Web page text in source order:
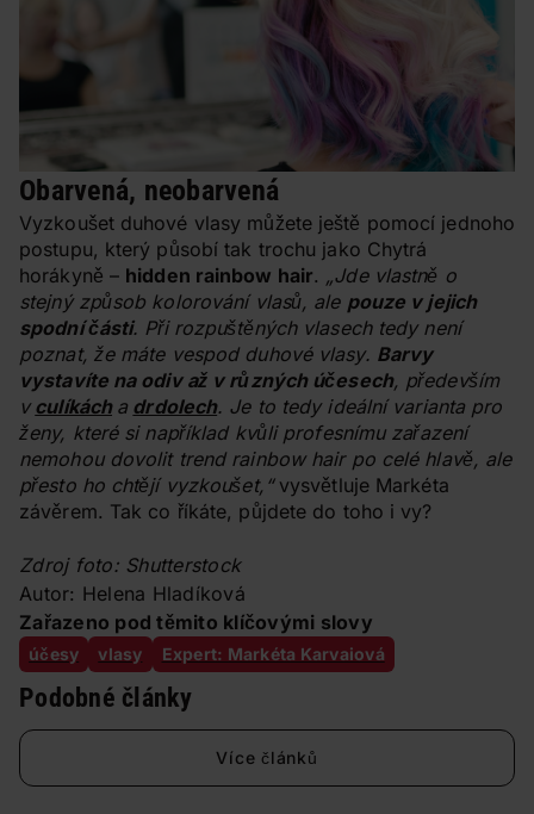
Obarvená, neobarvená
Vyzkoušet duhové vlasy můžete ještě pomocí jednoho
postupu, který působí tak trochu jako Chytrá
horákyně – hidden rainbow hair. „Jde vlastně o
stejný způsob kolorování vlasů, ale pouze v jejich
spodní části. Při rozpuštěných vlasech tedy není
poznat, že máte vespod duhové vlasy. Barvy
vystavíte na odiv až v různých účesech, především
v culíkách a drdolech. Je to tedy ideální varianta pro
ženy, které si například kvůli profesnímu zařazení
nemohou dovolit trend rainbow hair po celé hlavě, ale
přesto ho chtějí vyzkoušet,“ vysvětluje Markéta
závěrem. Tak co říkáte, půjdete do toho i vy?
Zdroj foto: Shutterstock
Autor: Helena Hladíková
Zařazeno pod těmito klíčovými slovy
účesy vlasy Expert: Markéta Karvaiová
Podobné články
Více článků